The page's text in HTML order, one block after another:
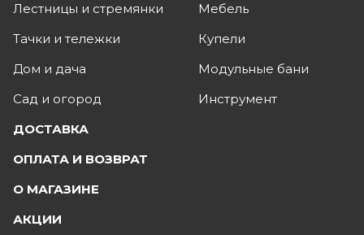
Лестницы и стремянки
Тачки и тележки
Дом и дача
Сад и огород
Мебель
Купели
Модульные бани
Инструмент
ДОСТАВКА
ОПЛАТА И ВОЗВРАТ
О МАГАЗИНЕ
АКЦИИ